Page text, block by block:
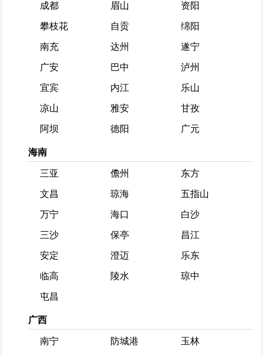
成都 眉山 资阳
攀枝花 自贡 绵阳
南充 达州 遂宁
广安 巴中 泸州
宜宾 内江 乐山
凉山 雅安 甘孜
阿坝 德阳 广元
海南
三亚 儋州 东方
文昌 琼海 五指山
万宁 海口 白沙
三沙 保亭 昌江
安定 澄迈 乐东
临高 陵水 琼中
屯昌
广西
南宁 防城港 玉林